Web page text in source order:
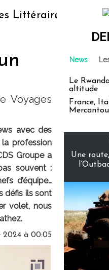
la première
Voyages
avec des
profession
Groupe a
souvent :
d’équipe…
défis ils sont
volet, nous
2024 à 00:05
News
Le
altitude
France,
Une